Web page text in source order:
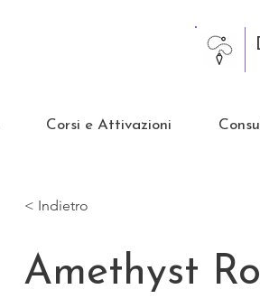
Corsi e Attivazioni
< Indietro
Amethyst